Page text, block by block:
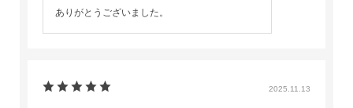
ありがとうございました。
2025.11.13